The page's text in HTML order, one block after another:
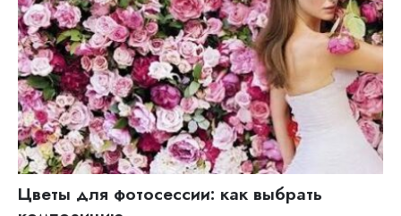
Цветы для фотосессии: как выбрать